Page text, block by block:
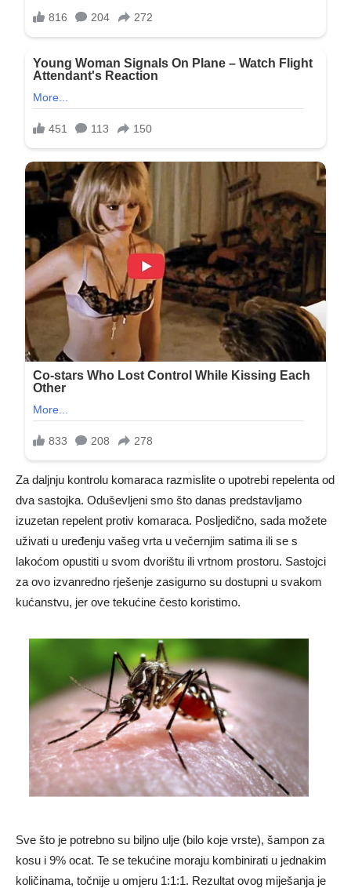
Za daljnju kontrolu komaraca razmislite o upotrebi repelenta od
dva sastojka. Oduševljeni smo što danas predstavljamo
izuzetan repelent protiv komaraca. Posljedično, sada možete
uživati ​​u uređenju vašeg vrta u večernjim satima ili se s
lakoćom opustiti u svom dvorištu ili vrtnom prostoru. Sastojci
za ovo izvanredno rješenje zasigurno su dostupni u svakom
kućanstvu, jer ove tekućine često koristimo.
Sve što je potrebno su biljno ulje (bilo koje vrste), šampon za
kosu i 9% ocat. Te se tekućine moraju kombinirati u jednakim
količinama, točnije u omjeru 1:1:1. Rezultat ovog miješanja je